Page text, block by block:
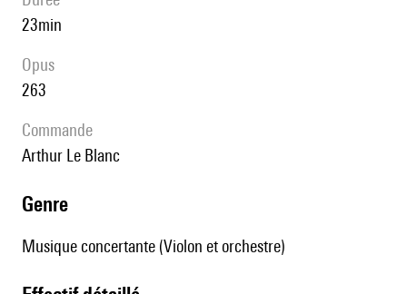
23min
Opus
263
Commande
Arthur Le Blanc
genre
Musique concertante (Violon et orchestre)